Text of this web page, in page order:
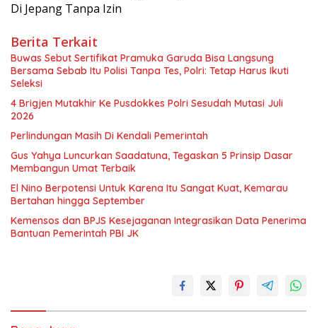
Di Jepang Tanpa Izin
Berita Terkait
Buwas Sebut Sertifikat Pramuka Garuda Bisa Langsung
Bersama Sebab Itu Polisi Tanpa Tes, Polri: Tetap Harus Ikuti
Seleksi
4 Brigjen Mutakhir Ke Pusdokkes Polri Sesudah Mutasi Juli
2026
Perlindungan Masih Di Kendali Pemerintah
Gus Yahya Luncurkan Saadatuna, Tegaskan 5 Prinsip Dasar
Membangun Umat Terbaik
El Nino Berpotensi Untuk Karena Itu Sangat Kuat, Kemarau
Bertahan hingga September
Kemensos dan BPJS Kesejaganan Integrasikan Data Penerima
Bantuan Pemerintah PBI JK